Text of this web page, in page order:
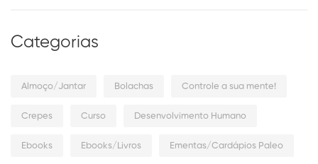
Categorias
Almoço/Jantar Bolachas Controle a sua mente!
Crepes Curso Desenvolvimento Humano
Ebooks Ebooks/Livros Ementas/Cardápios Paleo